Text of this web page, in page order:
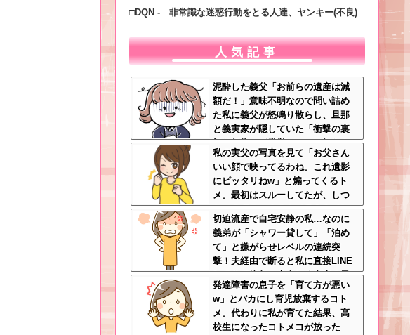
□DQN - 非常識な迷惑行動をとる人達、ヤンキー(不良)
人気記事
泥酔した義父「お前らの遺産は減
額だ！」意味不明なので問い詰め
た私に義父が怒鳴り散らし、旦那
と義実家が隠していた「衝撃の裏
切り行為」が発覚ｗｗｗ←知らん
間に200万払われてて草
私の実父の写真を見て「お父さん
いい顔で映ってるわね。これ遺影
にピッタリねw」と煽ってくるト
メ。最初はスルーしてたが、しつ
こいのでスマホのカメラをトメに
向けて同じ手で反撃したったｗｗ
ｗ
切迫流産で自宅安静の私…なのに
義弟が「シャワー貸して」「泊め
て」と嫌がらせレベルの連続突
撃！夫経由で断ると私に直接LINE
してきて絶句←大人しく自宅の風
呂に入れよ
発達障害の息子を「育て方が悪い
w」とバカにし育児放棄するコト
メ。代わりに私が育てた結果、高
校生になったコトメコが放った